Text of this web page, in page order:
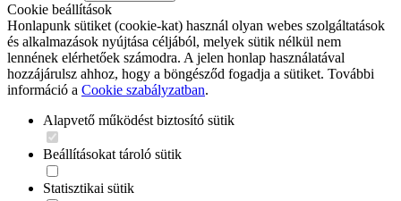
Cookie beállítások
Honlapunk sütiket (cookie-kat) használ olyan webes szolgáltatások
és alkalmazások nyújtása céljából, melyek sütik nélkül nem
lennének elérhetőek számodra. A jelen honlap használatával
hozzájárulsz ahhoz, hogy a böngésződ fogadja a sütiket. További
információ a Cookie szabályzatban.
Alapvető működést biztosító sütik
Beállításokat tároló sütik
Statisztikai sütik